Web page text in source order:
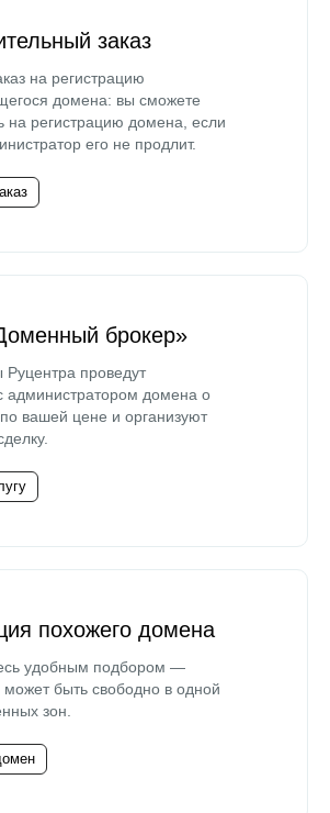
заказ
на регистрацию
домена: вы сможете
на регистрацию домена, если
его не продлит.
брокер»
проведут
администратором домена о
вашей цене и организуют
похожего домена
удобным подбором —
быть свободно в одной
зон.